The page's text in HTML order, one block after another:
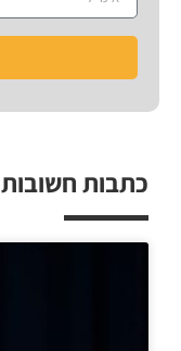
כתבות חשובות